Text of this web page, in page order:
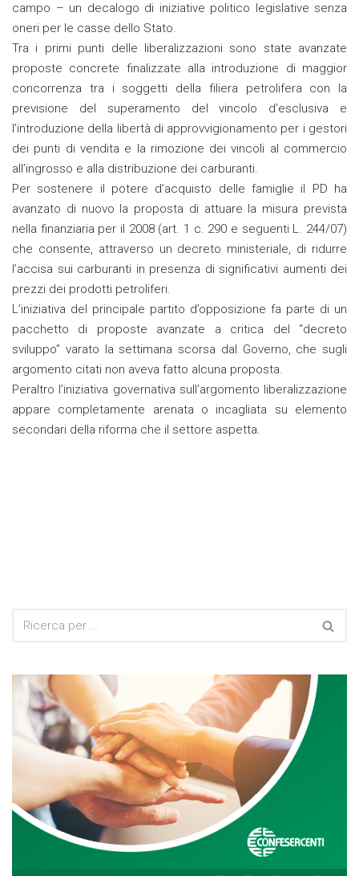
campo – un decalogo di iniziative politico legislative senza
oneri per le casse dello Stato.
Tra i primi punti delle liberalizzazioni sono state avanzate
proposte concrete finalizzate alla introduzione di maggior
concorrenza tra i soggetti della filiera petrolifera con la
previsione del superamento del vincolo d’esclusiva e
l’introduzione della libertà di approvvigionamento per i gestori
dei punti di vendita e la rimozione dei vincoli al commercio
all’ingrosso e alla distribuzione dei carburanti.
Per sostenere il potere d’acquisto delle famiglie il PD ha
avanzato di nuovo la proposta di attuare la misura prevista
nella finanziaria per il 2008 (art. 1 c. 290 e seguenti L. 244/07)
che consente, attraverso un decreto ministeriale, di ridurre
l’accisa sui carburanti in presenza di significativi aumenti dei
prezzi dei prodotti petroliferi.
L’iniziativa del principale partito d’opposizione fa parte di un
pacchetto di proposte avanzate a critica del “decreto
sviluppo” varato la settimana scorsa dal Governo, che sugli
argomento citati non aveva fatto alcuna proposta.
Peraltro l’iniziativa governativa sull’argomento liberalizzazione
appare completamente arenata o incagliata su elemento
secondari della riforma che il settore aspetta.